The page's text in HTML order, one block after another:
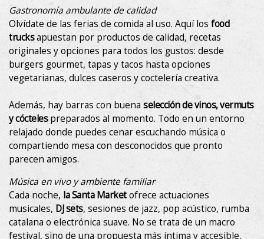
Gastronomía ambulante de calidad
Olvídate de las ferias de comida al uso. Aquí los food
trucksapuestan por productos de calidad, recetas
originales y opciones para todos los gustos: desde
burgers gourmet, tapas y tacos hasta opciones
vegetarianas, dulces caseros y coctelería creativa.
Además, hay barras con buena selección de vinos, vermuts
y cóctelespreparados al momento. Todo en un entorno
relajado donde puedes cenar escuchando música o
compartiendo mesa con desconocidos que pronto
parecen amigos.
Música en vivo y ambiente familiar
Cada noche, la Santa Marketofrece actuaciones
musicales, DJ sets, sesiones de jazz, pop acústico, rumba
catalana o electrónica suave. No se trata de un macro
festival, sino de una propuesta más íntima y accesible,